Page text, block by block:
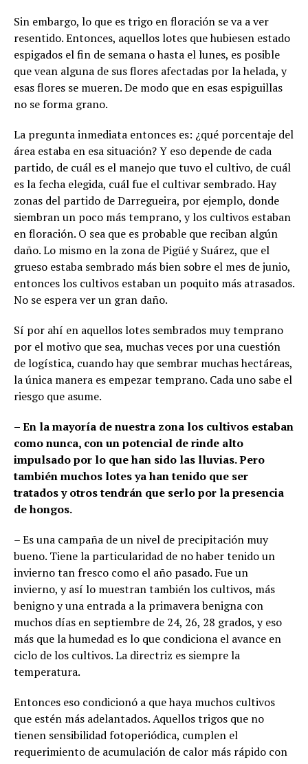
Sin embargo, lo que es trigo en floración se va a ver
resentido. Entonces, aquellos lotes que hubiesen estado
espigados el fin de semana o hasta el lunes, es posible
que vean alguna de sus flores afectadas por la helada, y
esas flores se mueren. De modo que en esas espiguillas
no se forma grano.
La pregunta inmediata entonces es: ¿qué porcentaje del
área estaba en esa situación? Y eso depende de cada
partido, de cuál es el manejo que tuvo el cultivo, de cuál
es la fecha elegida, cuál fue el cultivar sembrado. Hay
zonas del partido de Darregueira, por ejemplo, donde
siembran un poco más temprano, y los cultivos estaban
en floración. O sea que es probable que reciban algún
daño. Lo mismo en la zona de Pigüé y Suárez, que el
grueso estaba sembrado más bien sobre el mes de junio,
entonces los cultivos estaban un poquito más atrasados.
No se espera ver un gran daño.
Sí por ahí en aquellos lotes sembrados muy temprano
por el motivo que sea, muchas veces por una cuestión
de logística, cuando hay que sembrar muchas hectáreas,
la única manera es empezar temprano. Cada uno sabe el
riesgo que asume.
– En la mayoría de nuestra zona los cultivos estaban
como nunca, con un potencial de rinde alto
impulsado por lo que han sido las lluvias. Pero
también muchos lotes ya han tenido que ser
tratados y otros tendrán que serlo por la presencia
de hongos.
– Es una campaña de un nivel de precipitación muy
bueno. Tiene la particularidad de no haber tenido un
invierno tan fresco como el año pasado. Fue un
invierno, y así lo muestran también los cultivos, más
benigno y una entrada a la primavera benigna con
muchos días en septiembre de 24, 26, 28 grados, y eso
más que la humedad es lo que condiciona el avance en
ciclo de los cultivos. La directriz es siempre la
temperatura.
Entonces eso condicionó a que haya muchos cultivos
que estén más adelantados. Aquellos trigos que no
tienen sensibilidad fotoperiódica, cumplen el
requerimiento de acumulación de calor más rápido con